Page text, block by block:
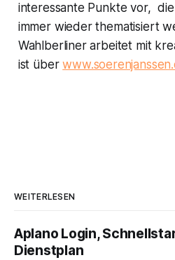
interessante Punkte vor, die
immer wieder thematisiert
Wahlberliner arbeitet mit
ist über
WEITERLESEN
Aplano Login,
Dienstplan